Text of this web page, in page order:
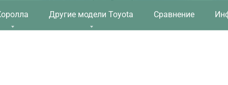
Другие модели Toyota Сравнение